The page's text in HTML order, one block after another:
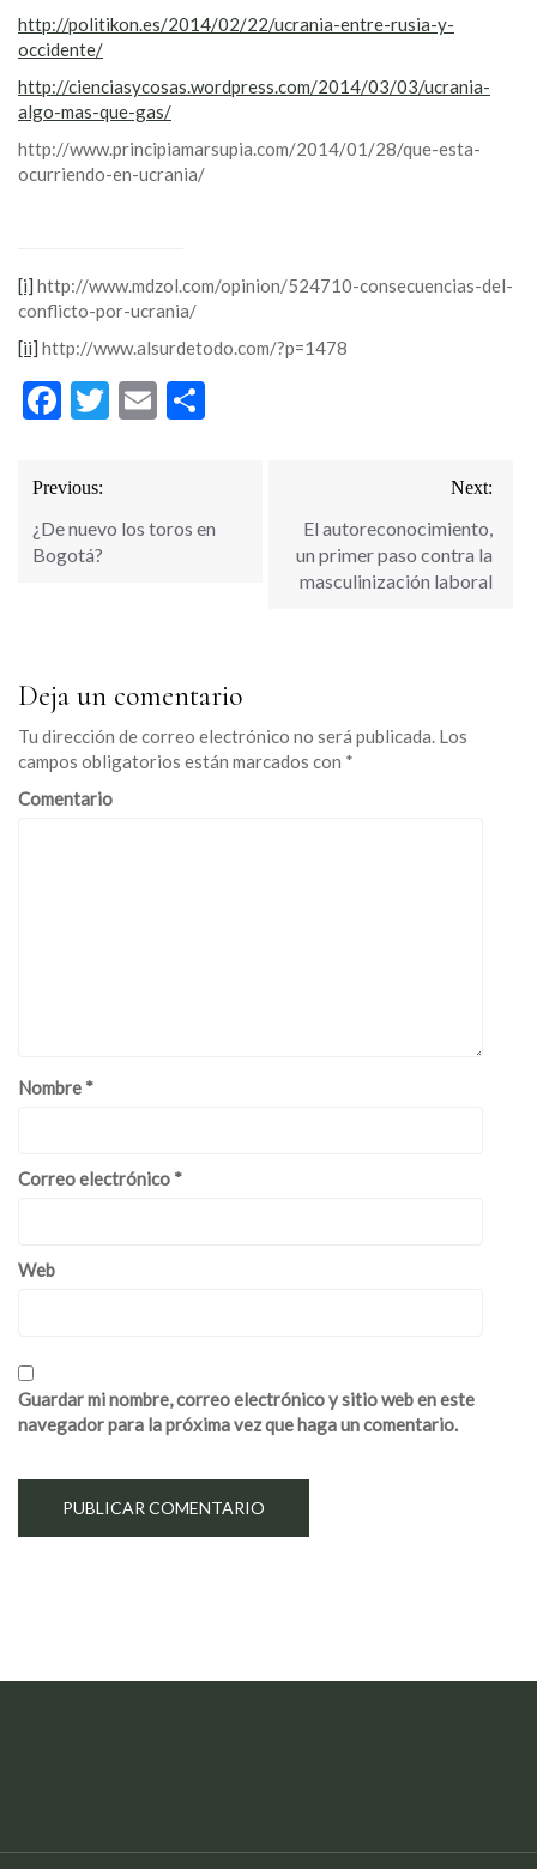
http://politikon.es/2014/02/22/ucrania-entre-rusia-y-
occidente/
http://cienciasycosas.wordpress.com/2014/03/03/ucrania-
algo-mas-que-gas/
http://www.principiamarsupia.com/2014/01/28/que-esta-
ocurriendo-en-ucrania/
[i] http://www.mdzol.com/opinion/524710-consecuencias-del-
conflicto-por-ucrania/
[ii] http://www.alsurdetodo.com/?p=1478
Facebook
Twitter
Email
Navegación
de
entradas
Previous:
¿De nuevo los toros en
Bogotá?
Next:
El autoreconocimiento,
un primer paso contra la
masculinización laboral
Deja un comentario
Tu dirección de correo electrónico no será publicada. Los
campos obligatorios están marcados con *
Comentario
Nombre *
Correo electrónico *
Web
Guardar mi nombre, correo electrónico y sitio web en este
navegador para la próxima vez que haga un comentario.